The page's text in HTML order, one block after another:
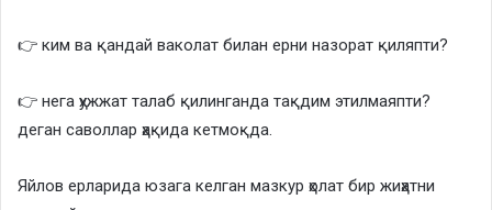
👉 ким ва қандай ваколат билан ерни назорат қиляпти?
👉 нега ҳужжат талаб қилинганда тақдим этилмаяпти?
деган саволлар ҳақида кетмоқда.
Яйлов ерларида юзага келган мазкур ҳолат бир жиҳатни